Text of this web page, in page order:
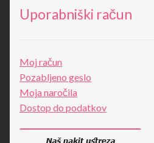
Uporabniški račun
Moj račun
Pozabljeno geslo
Moja naročila
Dostop do podatkov